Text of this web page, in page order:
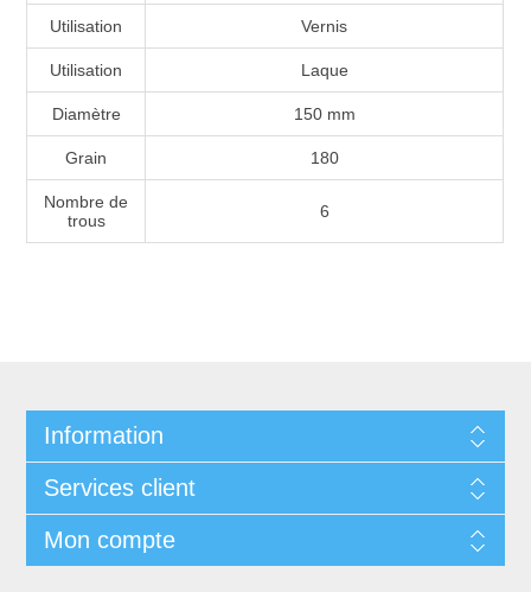
Utilisation Vernis
Utilisation Laque
Diamètre 150 mm
Grain 180
Nombre de
trous
6
Information
Services client
Mon compte